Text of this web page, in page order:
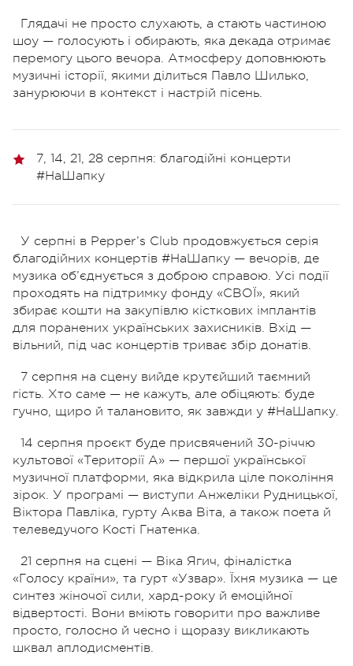
Глядачі не просто слухають, а стають частиною
шоу — голосують і обирають, яка декада отримає
перемогу цього вечора. Атмосферу доповнюють
музичні історії, якими ділиться Павло Шилько,
занурюючи в контекст і настрій пісень.
7, 14, 21, 28 серпня: благодійні концерти
#НаШапку
У серпні в Pepper’s Club продовжується серія
благодійних концертів #НаШапку — вечорів, де
музика об’єднується з доброю справою. Усі події
проходять на підтримку фонду «СВОЇ», який
збирає кошти на закупівлю кісткових імплантів
для поранених українських захисників. Вхід —
вільний, під час концертів триває збір донатів.
7 серпня на сцену вийде крутєйший таємний
гість. Хто саме — не кажуть, але обіцяють: буде
гучно, щиро й талановито, як завжди у #НаШапку.
14 серпня проєкт буде присвячений 30-річчю
культової «Території А» — першої української
музичної платформи, яка відкрила ціле покоління
зірок. У програмі — виступи Анжеліки Рудницької,
Віктора Павліка, гурту Аква Віта, а також поета й
телеведучого Кості Гнатенка.
21 серпня на сцені — Віка Ягич, фіналістка
«Голосу країни», та гурт «Узвар». Їхня музика — це
синтез жіночої сили, хард-року й емоційної
відвертості. Вони вміють говорити про важливе
просто, голосно й чесно і щоразу викликають
шквал аплодисментів.